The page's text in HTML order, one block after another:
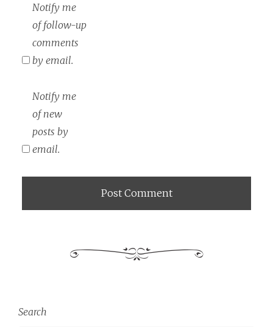
Notify me
of follow-up
comments
by email.
Notify me
of new
posts by
email.
Search